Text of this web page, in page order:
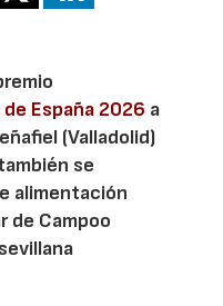
España 2026 a
(Valladolid)
se
alimentación
de Campoo